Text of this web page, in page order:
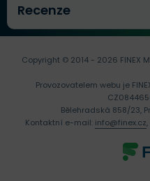
Recenze
Copyright © 2014 - 2026 FINEX
Provozovatelem webu je
Bělehradská 858/23,
Kontaktní e-mail: info@finex.cz